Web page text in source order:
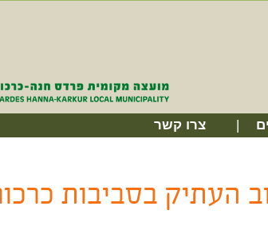
צרו קשר
העתיק בסביבות